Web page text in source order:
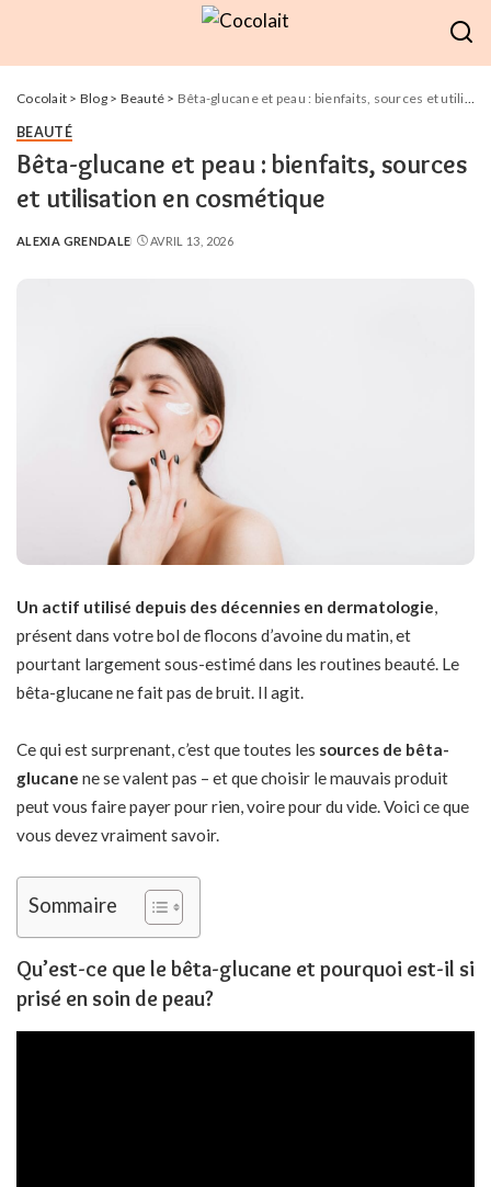
Cocolait > Blog> Beauté > Bêta-glucane et peau : bienfaits, sources et utilisation en cosmétique
BEAUTÉ
Bêta-glucane et peau : bienfaits, sources
et utilisation en cosmétique
POSTED
ALEXIA GRENDALE AVRIL 13, 2026
Un actif utilisé depuis des décennies en dermatologie,
présent dans votre bol de flocons d’avoine du matin, et
pourtant largement sous-estimé dans les routines beauté. Le
bêta-glucane ne fait pas de bruit. Il agit.
Ce qui est surprenant, c’est que toutes les sources de bêta-
glucane ne se valent pas – et que choisir le mauvais produit
peut vous faire payer pour rien, voire pour du vide. Voici ce que
vous devez vraiment savoir.
Sommaire
Qu’est-ce que le bêta-glucane et pourquoi est-il si
prisé en soin de peau?